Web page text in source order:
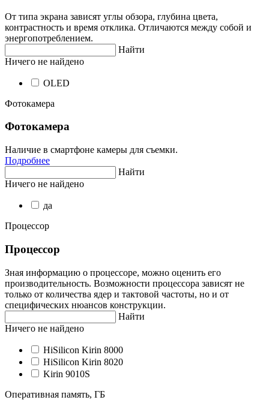
От типа экрана зависят углы обзора, глубина цвета,
контрастность и время отклика. Отличаются между собой и
энергопотреблением.
Найти
Ничего не найдено
OLED
Фотокамера
Фотокамера
Наличие в смартфоне камеры для съемки.
Подробнее
Найти
Ничего не найдено
да
Процессор
Процессор
Зная информацию о процессоре, можно оценить его
производительность. Возможности процессора зависят не
только от количества ядер и тактовой частоты, но и от
специфических нюансов конструкции.
Найти
Ничего не найдено
HiSilicon Kirin 8000
HiSilicon Kirin 8020
Kirin 9010S
Оперативная память, ГБ